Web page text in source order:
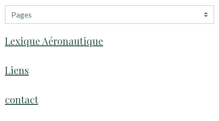
Lexique Aéronautique
Liens
contact